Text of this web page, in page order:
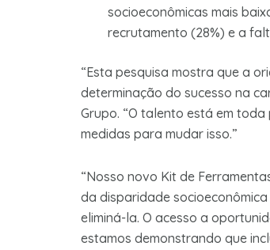
socioeconômicas mais
recrutamento (28%) e a
“Esta pesquisa mostra que a
determinação do sucesso na
Grupo. “O talento está em
medidas para mudar isso.”
“Nosso novo Kit de
da disparidade
eliminá-la. O acesso a
estamos demonstrando que